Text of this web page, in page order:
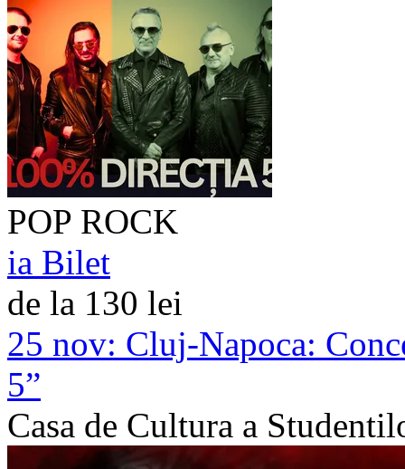
POP ROCK
ia Bilet
de la 130 lei
25 nov: Cluj-Napoca:
5”
Casa de Cultura a